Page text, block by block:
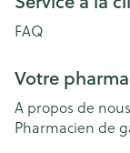
FAQ
Votre
A propos de nous
Pharmacien de